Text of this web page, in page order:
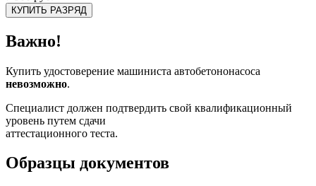
КУПИТЬ РАЗРЯД
Важно!
Купить удостоверение машиниста автобетононасоса
невозможно.
Специалист должен подтвердить свой квалификационный
уровень путем сдачи
аттестационного теста.
Образцы документов